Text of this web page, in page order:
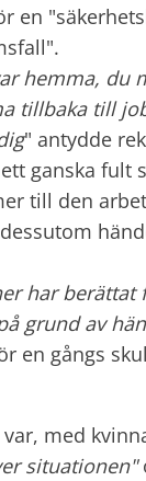
en
hemma, du
tillbaka till
" antydde
ganska fult
till den
har berättat
grund av
en gångs
var, med
situationen"